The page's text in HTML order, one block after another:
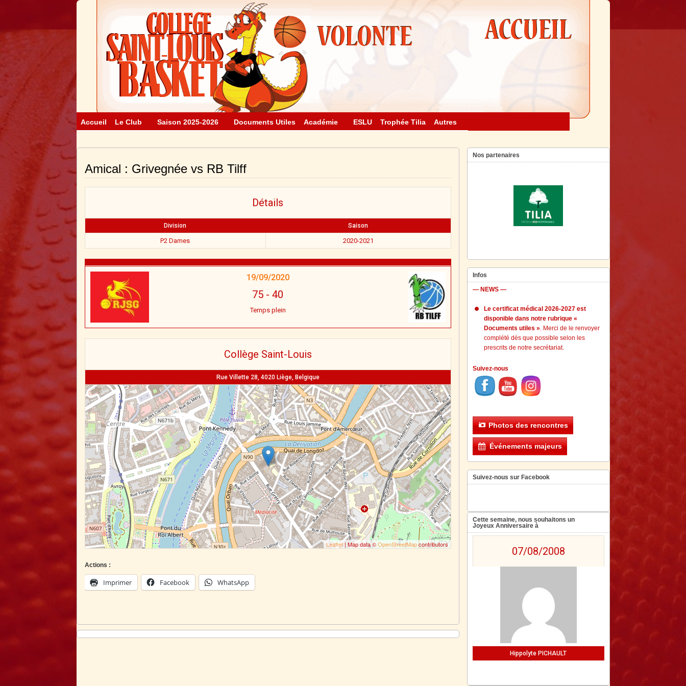
Accueil Le Club Saison 2025-2026 Documents Utiles Académie ESLU Trophée Tilia Autres
Amical : Grivegnée vs RB Tilff
Détails
Division Saison
P2 Dames 2020-2021
19/09/2020
75 - 40
Temps plein
Collège Saint-Louis
Rue Villette 28, 4020 Liège, Belgique
Leaflet| Map data ©OpenStreetMapcontributors
Actions :
Imprimer Facebook WhatsApp
Nos partenaires
Infos
— NEWS —
Le certificat médical 2026-2027 est
disponible dans notre rubrique «
Documents utiles ». Merci de le renvoyer
complété dès que possible selon les
prescrits de notre secrétariat.
Suivez-nous
Photos des rencontres
Événements majeurs
Suivez-nous sur Facebook
Cette semaine, nous souhaitons un
Joyeux Anniversaire à
07/08/2008
Hippolyte PICHAULT